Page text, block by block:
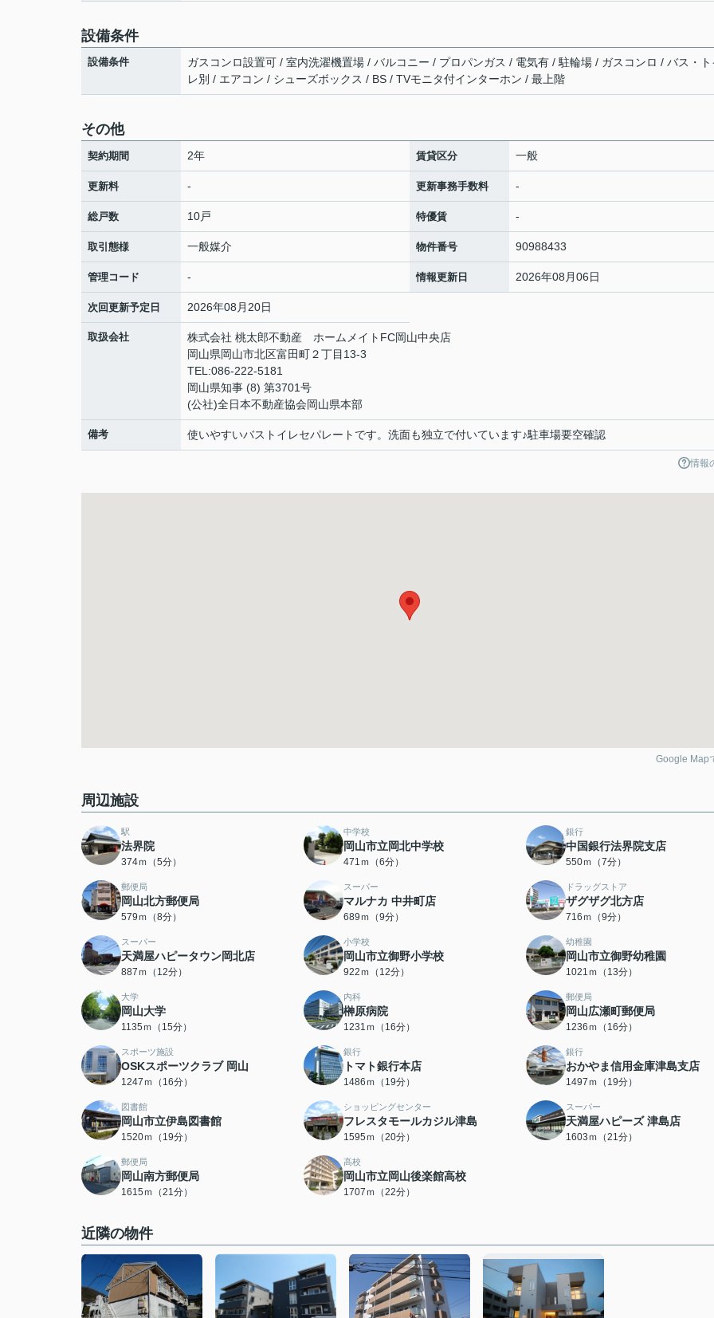
設備条件
設備条件
ガスコンロ設置可 / 室内洗濯機置場 / バルコニー / プロパンガス / 電気有 / 駐輪場 / ガスコンロ / バス・ト
レ別 / エアコン / シューズボックス / BS / TVモニタ付インターホン / 最上階
その他
契約期間 2年 賃貸区分 一般
更新料 - 更新事務手数料 -
総戸数 10戸 特優賃 -
取引態様 一般媒介 物件番号 90988433
管理コード - 情報更新日 2026年08月06日
次回更新予定日 2026年08月20日
取扱会社
株式会社 桃太郎不動産 ホームメイトFC岡山中央店
岡山県岡山市北区富田町２丁目13-3
TEL:086-222-5181
岡山県知事 (8) 第3701号
(公社)全日本不動産協会岡山県本部
備考 使いやすいバストイレセパレートです。洗面も独立で付いています♪駐車場要空確認
情報
Google Map
周辺施設
駅
法界院
374ｍ（5分）
中学校
岡山市立岡北中学校
471ｍ（6分）
銀行
中国銀行法界院支店
550ｍ（7分）
郵便局
岡山北方郵便局
579ｍ（8分）
スーパー
マルナカ 中井町店
689ｍ（9分）
ドラッグストア
ザグザグ北方店
716ｍ（9分）
スーパー
天満屋ハピータウン岡北店
887ｍ（12分）
小学校
岡山市立御野小学校
922ｍ（12分）
幼稚園
岡山市立御野幼稚園
1021ｍ（13分）
大学
岡山大学
1135ｍ（15分）
内科
榊原病院
1231ｍ（16分）
郵便局
岡山広瀬町郵便局
1236ｍ（16分）
スポーツ施設
OSKスポーツクラブ 岡山
1247ｍ（16分）
銀行
トマト銀行本店
1486ｍ（19分）
銀行
おかやま信用金庫津島支店
1497ｍ（19分）
図書館
岡山市立伊島図書館
1520ｍ（19分）
ショッピングセンター
フレスタモールカジル津島
1595ｍ（20分）
スーパー
天満屋ハピーズ 津島店
1603ｍ（21分）
郵便局
岡山南方郵便局
1615ｍ（21分）
高校
岡山市立岡山後楽館高校
1707ｍ（22分）
近隣の物件